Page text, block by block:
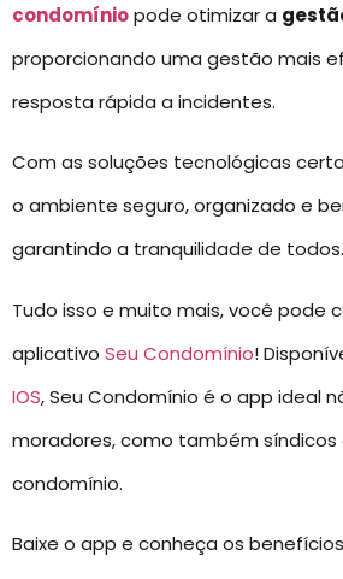
condomíniopode otimizar a
proporcionando uma gestão mais
resposta rápida a incidentes.
Com as soluções tecnológicas
o ambiente seguro, organizado e
garantindo a tranquilidade de todos.
Tudo isso e muito mais, você pode
aplicativo Seu Condomínio!
IOS, Seu Condomínio é o app ideal
moradores, como também síndicos
condomínio.
Baixe o app e conheça os